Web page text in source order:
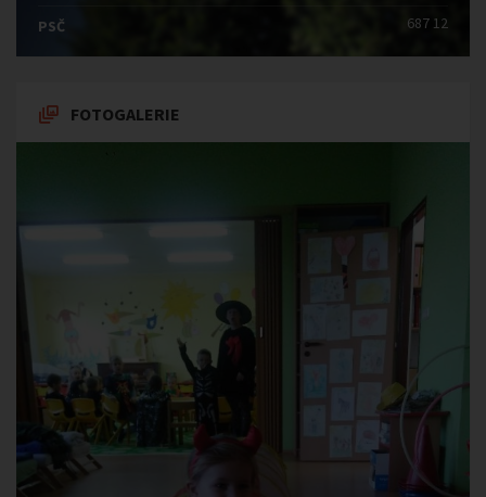
PSČ
687 12
FOTOGALERIE